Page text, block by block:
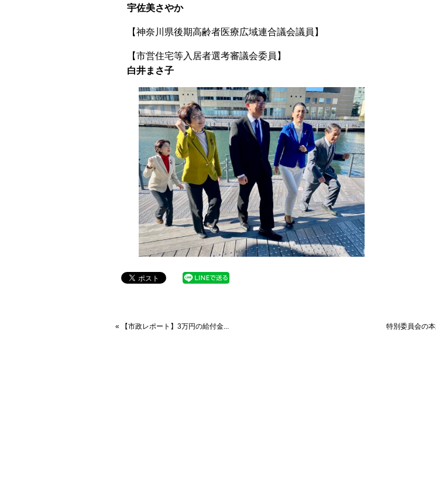
宇佐美さやか
【神奈川県後期高齢者医療広域連合議会議員】
【市営住宅等入居者選考審議会委員】
白井まさ子
« 【市政レポート】3万円の給付金... 特別委員会の